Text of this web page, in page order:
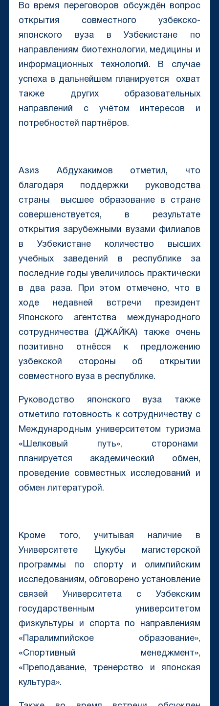
Во время переговоров обсуждён вопрос
открытия совместного узбекско-
японского вуза в Узбекистане по
направлениям биотехнологии, медицины и
информационных технологий. В случае
успеха в дальнейшем планируется охват
также других образовательных
направлений с учётом интересов и
потребностей партнёров.
Азиз Абдухакимов отметил, что
благодаря поддержки руководства
страны высшее образование в стране
совершенствуется, в результате
открытия зарубежными вузами филиалов
в Узбекистане количество высших
учебных заведений в республике за
последние годы увеличилось практически
в два раза. При этом отмечено, что в
ходе недавней встречи президент
Японского агентства международного
сотрудничества (ДЖАЙКА) также очень
позитивно отнёсся к предложению
узбекской стороны об открытии
совместного вуза в республике.
Руководство японского вуза также
отметило готовность к сотрудничеству с
Международным университетом туризма
«Шелковый путь», сторонами
планируется академический обмен,
проведение совместных исследований и
обмен литературой.
Кроме того, учитывая наличие в
Университете Цукубы магистерской
программы по спорту и олимпийским
исследованиям, обговорено установление
связей Университета с Узбекским
государственным университетом
физкультуры и спорта по направлениям
«Паралимпийское образование»,
«Спортивный менеджмент»,
«Преподавание, тренерство и японская
культура».